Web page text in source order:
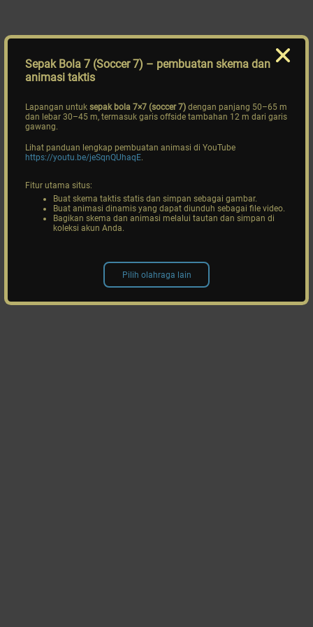
Sepak Bola 7 (Soccer 7) – pembuatan skema dan
animasi taktis
Lapangan untuksepak bola 7×7 (soccer 7) dengan panjang 50–65 m
dan lebar 30–45 m, termasuk garis offside tambahan 12 m dari garis
gawang.
Lihat panduan lengkap pembuatan animasi di YouTube
https://youtu.be/jeSqnQUhaqE.
Fitur utama situs:
Buat skema taktis statis dan simpan sebagai gambar.
Buat animasi dinamis yang dapat diunduh sebagai file video.
Bagikan skema dan animasi melalui tautan dan simpan di
koleksi akun Anda.
Pilih olahraga lain